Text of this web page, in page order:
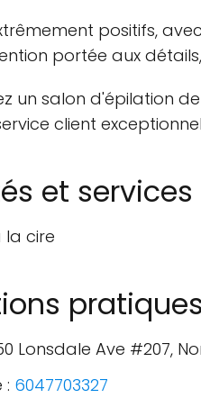
positifs,
portée aux
un salon d'épilation
client
et services
la cire
pratiques
Lonsdale Ave #207,
: 6047703327